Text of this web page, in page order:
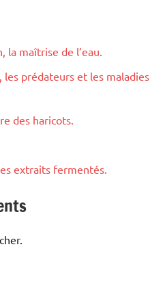
maîtrise de l’eau.
prédateurs et les maladies
des haricots.
extraits fermentés.